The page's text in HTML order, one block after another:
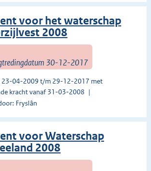
voor het waterschap
2008
30-12-2017
23-04-2009 t/m 29-12-2017 met
kracht vanaf 31-03-2008
Fryslân
voor Waterschap
2008